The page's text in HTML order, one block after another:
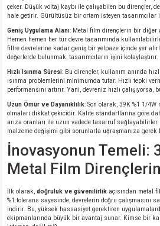
çeker. Düşük voltaj kaybı ile çalışabilen bu dirençler,
hale getirir. Gürültüsüz bir ortam isteyen tasarımcılar
Geniş Uygulama Alanı: Metal film dirençlerin bir diğer
Hemen hemen her tür devre tasarımında
filtre devrelerine kadar geniş bir yelpaze içinde yer
değerlerde bulunmak, tasarımcıların işini kolaylaştırır.
Hızlı Isınma Süresi: Bu dirençler, kullanım anında
ısınma problemlerini minimumda tutar. Hızlı tepki
performansını artırır. Yani, devreniz hızlı
Uzun Ömür ve Dayanıklılık: Son olarak, 39K %1 1/
olmaları dikkat çekicidir. Kalite standartlarına göre
arıza oranları ile uzun vadede tasarruf sağlayabilirler.
malzeme değişimi gibi sorunlarla uğraşmanıza gerek
İnovasyonun Temeli:
Metal Film
İlk olarak, doğruluk ve güvenilirlik açısından metal
%1 tolerans sayesinde, devrelerin doğru çalışmasını
indirir. Bu, yüksek hassasiyet gerektiren
ekipmanlarında büyük bir avantaj sunar. Kimse bir